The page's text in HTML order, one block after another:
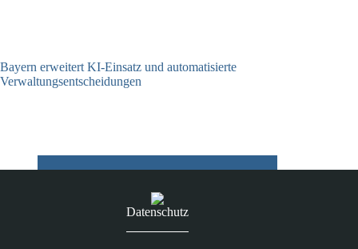
Bayern erweitert KI-Einsatz und automatisierte
Verwaltungsentscheidungen
Datenschutz